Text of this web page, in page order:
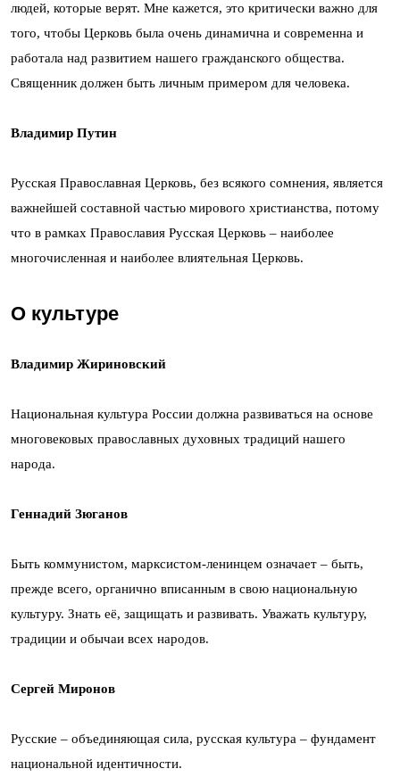
людей, которые верят. Мне кажется, это критически важно для
того, чтобы Церковь была очень динамична и современна и
работала над развитием нашего гражданского общества.
Священник должен быть личным примером для человека.
Владимир Путин
Русская Православная Церковь, без всякого сомнения, является
важнейшей составной частью мирового христианства, потому
что в рамках Православия Русская Церковь – наиболее
многочисленная и наиболее влиятельная Церковь.
О культуре
Владимир Жириновский
Национальная культура России должна развиваться на основе
многовековых православных духовных традиций нашего
народа.
Геннадий Зюганов
Быть коммунистом, марксистом-ленинцем означает – быть,
прежде всего, органично вписанным в свою национальную
культуру. Знать её, защищать и развивать. Уважать культуру,
традиции и обычаи всех народов.
Сергей Миронов
Русские – объединяющая сила, русская культура – фундамент
национальной идентичности.